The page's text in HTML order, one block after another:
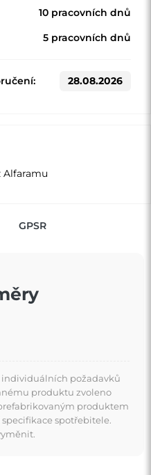
10 pracovních dnů
5 pracovních dnů
28.08.2026
Alfaramu
GPSR
individuálních požadavků
produktu zvoleno
produktem
spotřebitele.